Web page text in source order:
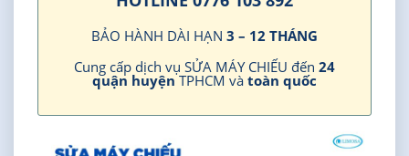
BẢO HÀNH DÀI HẠN 3 – 12 THÁNG
Cung cấp dịch vụ SỬA MÁY CHIẾU đến 24
quận huyệnTPHCM và toàn quốc